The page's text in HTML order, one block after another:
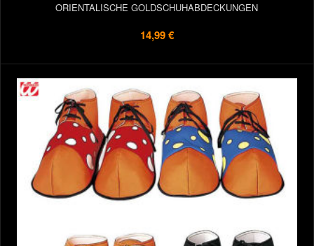
ORIENTALISCHE GOLDSCHUHABDECKUNGEN
14,99 €